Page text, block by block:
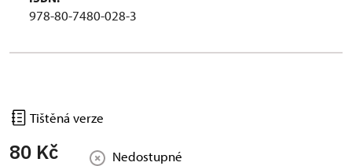
978-80-7480-028-3
Tištěná verze
80 Kč Nedostupné